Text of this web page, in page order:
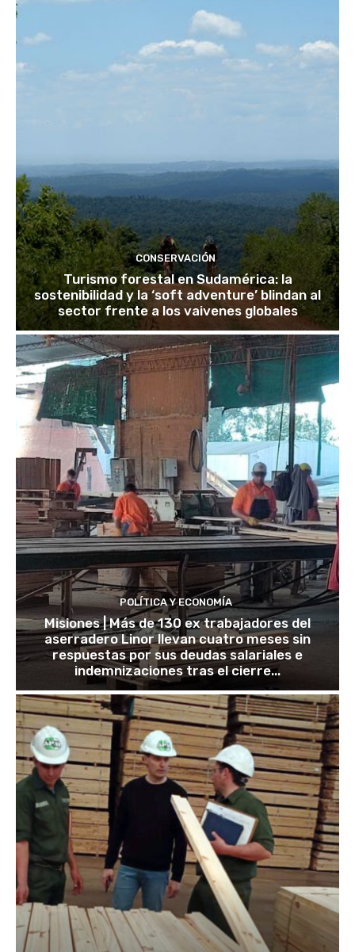
CONSERVACIÓN
Turismo forestal en Sudamérica: la
sostenibilidad y la ‘soft adventure’ blindan al
sector frente a los vaivenes globales
POLÍTICA Y ECONOMÍA
Misiones | Más de 130 ex trabajadores del
aserradero Linor llevan cuatro meses sin
respuestas por sus deudas salariales e
indemnizaciones tras el cierre...